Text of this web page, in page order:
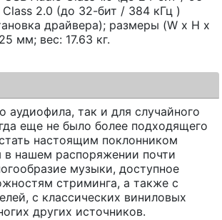
Class 2.0 (до 32-бит / 384 кГц )
драйвера); размеры (W x H x
мм; вес: 17.63 кг.
аудиофила, так и для случайного
еще не было более подходящего
настоящим поклонником
в нашем распоряжении почти
музыки, доступное
стриминга, а также с
с классических виниловых
других источников.